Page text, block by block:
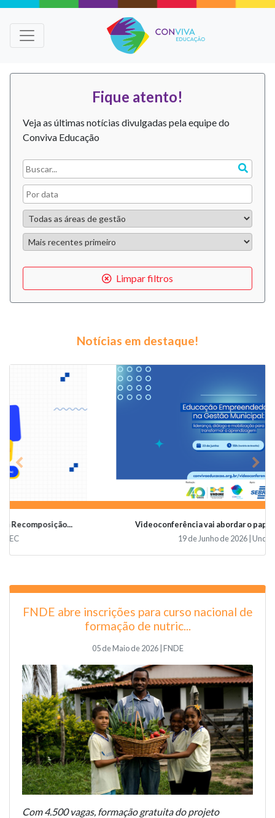
Fique atento!
Veja as últimas notícias divulgadas pela equipe do
Conviva Educação
Limpar filtros
Notícias em destaque!
Videoconferência vai abordar o papel da educaçã...
19 de Junho de 2026 | Undime
Previous
FNDE abre inscrições para curso nacional de
formação de nutric...
05 de Maio de 2026 | FNDE
Com 4.500 vagas, formação gratuita do projeto